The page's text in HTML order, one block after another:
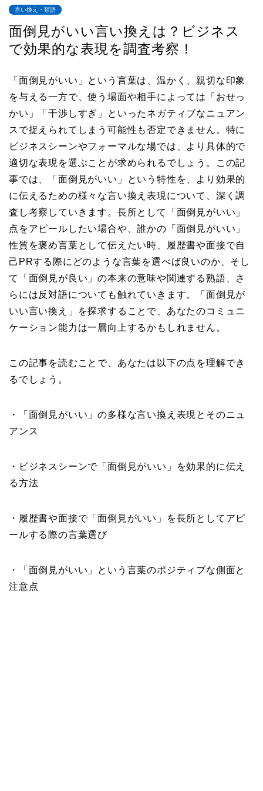
言い換え・類語
面倒見がいい言い換えは？ビジネス
で効果的な表現を調査考察！
「面倒見がいい」という言葉は、温かく、親切な印象
を与える一方で、使う場面や相手によっては「おせっ
かい」「干渉しすぎ」といったネガティブなニュアン
スで捉えられてしまう可能性も否定できません。特に
ビジネスシーンやフォーマルな場では、より具体的で
適切な表現を選ぶことが求められるでしょう。この記
事では、「面倒見がいい」という特性を、より効果的
に伝えるための様々な言い換え表現について、深く調
査し考察していきます。長所として「面倒見がいい」
点をアピールしたい場合や、誰かの「面倒見がいい」
性質を褒め言葉として伝えたい時、履歴書や面接で自
己PRする際にどのような言葉を選べば良いのか、そし
て「面倒見が良い」の本来の意味や関連する熟語、さ
らには反対語についても触れていきます。「面倒見が
いい言い換え」を探求することで、あなたのコミュニ
ケーション能力は一層向上するかもしれません。
この記事を読むことで、あなたは以下の点を理解でき
るでしょう。
・「面倒見がいい」の多様な言い換え表現とそのニュ
アンス
・ビジネスシーンで「面倒見がいい」を効果的に伝え
る方法
・履歴書や面接で「面倒見がいい」を長所としてアピ
ールする際の言葉選び
・「面倒見がいい」という言葉のポジティブな側面と
注意点